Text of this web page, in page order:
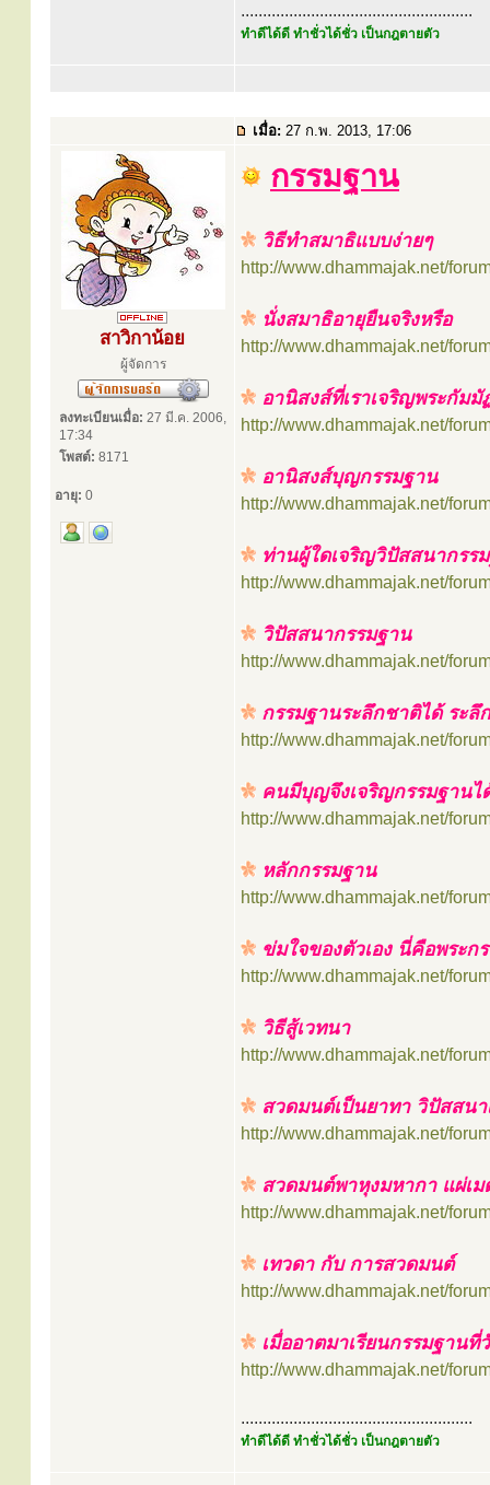
.....................................................
ทำดีได้ดี ทำชั่วได้ชั่ว เป็นกฎตายตัว
เมื่อ: 27 ก.พ. 2013, 17:06
สาวิกาน้อย
ผู้จัดการ
ลงทะเบียนเมื่อ: 27 มี.ค. 2006,
17:34
โพสต์: 8171
อายุ: 0
กรรมฐาน
วิธีทำสมาธิแบบง่ายๆ
http://www.dhammajak.net/
นั่งสมาธิอายุยืนจริงหรือ
http://www.dhammajak.net/
อานิสงส์ที่เราเจริญพระกัมมั
http://www.dhammajak.net/
อานิสงส์บุญกรรมฐาน
http://www.dhammajak.net/
ท่านผู้ใดเจริญวิปัสสนากรร
http://www.dhammajak.net/
วิปัสสนากรรมฐาน
http://www.dhammajak.net/
กรรมฐานระลึกชาติได้ ระ
http://www.dhammajak.net/
คนมีบุญจึงเจริญกรรมฐานไ
http://www.dhammajak.net/
หลักกรรมฐาน
http://www.dhammajak.net/
ข่มใจของตัวเอง นี่คือพระก
http://www.dhammajak.net/
วิธีสู้เวทนา
http://www.dhammajak.net/
สวดมนต์เป็นยาทา วิปัสสน
http://www.dhammajak.net/
สวดมนต์พาหุงมหากา แผ่เ
http://www.dhammajak.net/
เทวดา กับ การสวดมนต์
http://www.dhammajak.net/
เมื่ออาตมาเรียนกรรมฐานที่
http://www.dhammajak.net/
.....................................................
ทำดีได้ดี ทำชั่วได้ชั่ว เป็นกฎตายตัว